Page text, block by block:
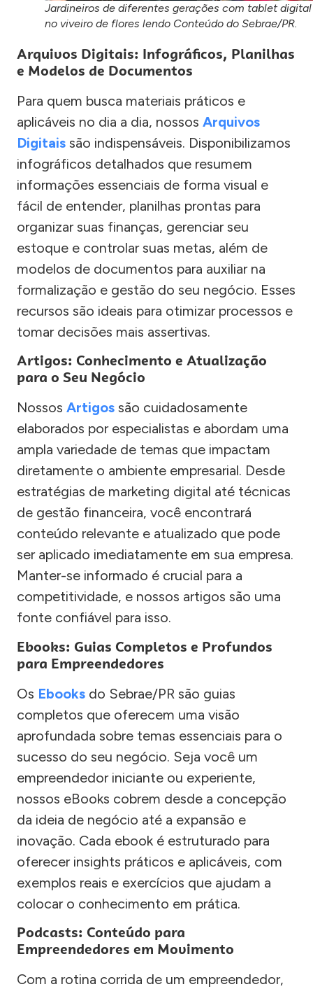
Jardineiros de diferentes gerações com tablet digital
no viveiro de flores lendo Conteúdo do Sebrae/PR.
Arquivos Digitais: Infográficos, Planilhas
e Modelos de Documentos
Para quem busca materiais práticos e
aplicáveis no dia a dia, nossos Arquivos
Digitais são indispensáveis. Disponibilizamos
infográficos detalhados que resumem
informações essenciais de forma visual e
fácil de entender, planilhas prontas para
organizar suas finanças, gerenciar seu
estoque e controlar suas metas, além de
modelos de documentos para auxiliar na
formalização e gestão do seu negócio. Esses
recursos são ideais para otimizar processos e
tomar decisões mais assertivas.
Artigos: Conhecimento e Atualização
para o Seu Negócio
Nossos Artigos são cuidadosamente
elaborados por especialistas e abordam uma
ampla variedade de temas que impactam
diretamente o ambiente empresarial. Desde
estratégias de marketing digital até técnicas
de gestão financeira, você encontrará
conteúdo relevante e atualizado que pode
ser aplicado imediatamente em sua empresa.
Manter-se informado é crucial para a
competitividade, e nossos artigos são uma
fonte confiável para isso.
Ebooks: Guias Completos e Profundos
para Empreendedores
Os Ebooks do Sebrae/PR são guias
completos que oferecem uma visão
aprofundada sobre temas essenciais para o
sucesso do seu negócio. Seja você um
empreendedor iniciante ou experiente,
nossos eBooks cobrem desde a concepção
da ideia de negócio até a expansão e
inovação. Cada ebook é estruturado para
oferecer insights práticos e aplicáveis, com
exemplos reais e exercícios que ajudam a
colocar o conhecimento em prática.
Podcasts: Conteúdo para
Empreendedores em Movimento
Com a rotina corrida de um empreendedor,